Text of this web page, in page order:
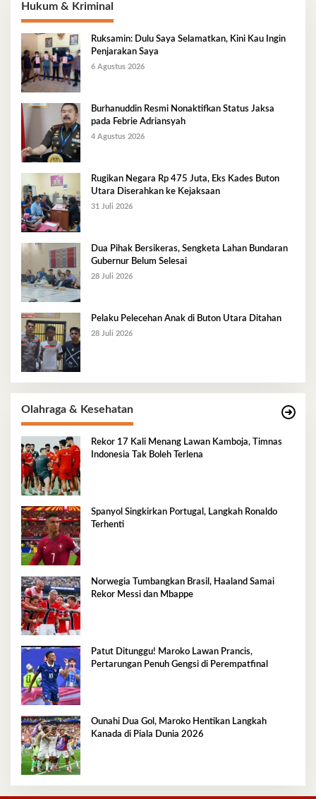
Hukum & Kriminal
Ruksamin: Dulu Saya Selamatkan, Kini Kau Ingin
Penjarakan Saya
6 Agustus 2026
Burhanuddin Resmi Nonaktifkan Status Jaksa
pada Febrie Adriansyah
4 Agustus 2026
Rugikan Negara Rp 475 Juta, Eks Kades Buton
Utara Diserahkan ke Kejaksaan
31 Juli 2026
Dua Pihak Bersikeras, Sengketa Lahan Bundaran
Gubernur Belum Selesai
28 Juli 2026
Pelaku Pelecehan Anak di Buton Utara Ditahan
28 Juli 2026
Olahraga & Kesehatan
Rekor 17 Kali Menang Lawan Kamboja, Timnas
Indonesia Tak Boleh Terlena
Spanyol Singkirkan Portugal, Langkah Ronaldo
Terhenti
Norwegia Tumbangkan Brasil, Haaland Samai
Rekor Messi dan Mbappe
Patut Ditunggu! Maroko Lawan Prancis,
Pertarungan Penuh Gengsi di Perempatfinal
Ounahi Dua Gol, Maroko Hentikan Langkah
Kanada di Piala Dunia 2026